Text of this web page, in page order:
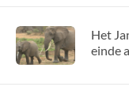
Het
einde